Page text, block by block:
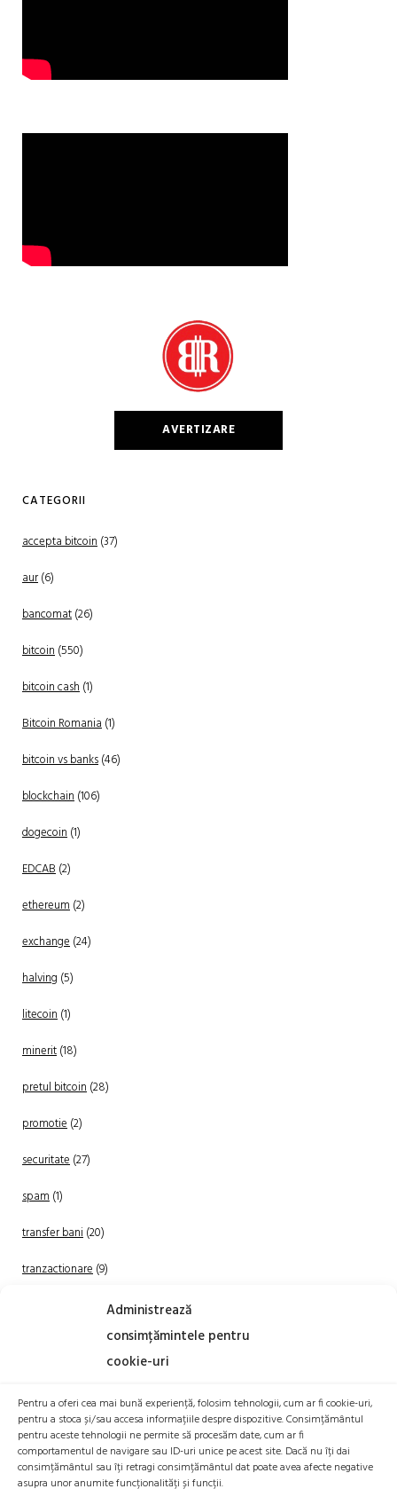
Administrează
consimțămintele pentru
cookie-uri
Pentru a oferi cea mai bună experiență, folosim tehnologii, cum ar fi cookie-uri,
pentru a stoca și/sau accesa informațiile despre dispozitive. Consimțământul
pentru aceste tehnologii ne permite să procesăm date, cum ar fi
comportamentul de navigare sau ID-uri unice pe acest site. Dacă nu îți dai
consimțământul sau îți retragi consimțământul dat poate avea afecte negative
asupra unor anumite funcționalități și funcții.
AVERTIZARE
CATEGORII
accepta bitcoin(37)
aur(6)
bancomat(26)
bitcoin(550)
bitcoin cash(1)
Bitcoin Romania(1)
bitcoin vs banks(46)
blockchain(106)
dogecoin(1)
EDCAB(2)
ethereum(2)
exchange(24)
halving (5)
litecoin(1)
minerit(18)
pretul bitcoin(28)
promotie(2)
securitate(27)
spam(1)
transfer bani(20)
tranzactionare(9)
(20)
TRANZACTIONEAZA